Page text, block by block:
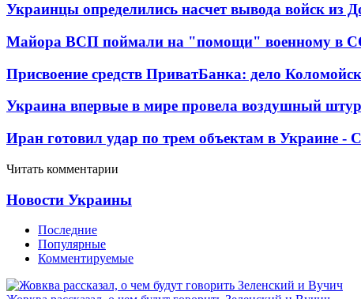
Украинцы определились насчет вывода войск из
Майора ВСП поймали на "помощи" военному в
Присвоение средств ПриватБанка: дело
Украина впервые в мире провела воздушный
Иран готовил удар по трем объектам в Украине
Читать комментарии
Новости Украины
Последние
Популярные
Комментируемые